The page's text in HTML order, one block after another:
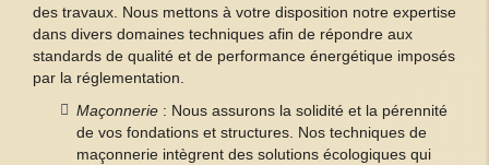
des travaux. Nous mettons à votre disposition notre expertise
dans divers domaines techniques afin de répondre aux
standards de qualité et de performance énergétique imposés
par la réglementation.
Maçonnerie : Nous assurons la solidité et la pérennité
de vos fondations et structures. Nos techniques de
maçonnerie intègrent des solutions écologiques qui